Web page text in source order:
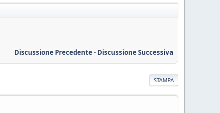
Discussione Precedente- Discussione Successiva
STAMPA